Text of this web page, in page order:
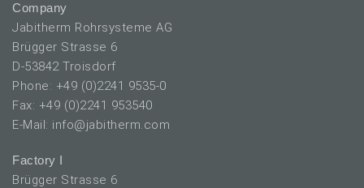
Company
Jabitherm Rohrsysteme AG
Brügger Strasse 6
D-53842 Troisdorf
Phone: +49 (0)2241 9535-0
Fax: +49 (0)2241 953540
E-Mail: info@jabitherm.com
Factory I
Brügger Strasse 6